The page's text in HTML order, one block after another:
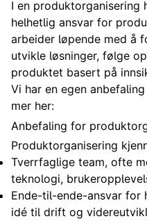
I en produktorganisering
helhetlig ansvar for
arbeider løpende med å
utvikle løsninger, følge
produktet basert på
Vi har en egen
mer her:
Anbefaling for
Produktorganisering
Tverrfaglige team, ofte
teknologi,
Ende-til-ende-ansvar for
idé til drift og